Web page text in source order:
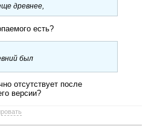
древнее,
есть?
был
отсутствует после
версии?